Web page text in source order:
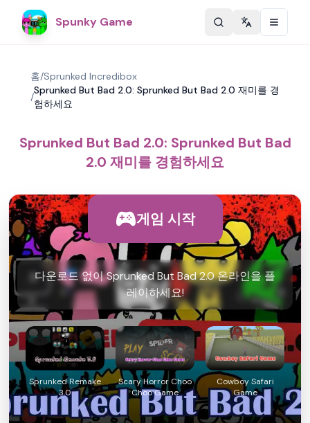
Spunky Game Change
홈/Sprunked Incredibox
/
Sprunked But Bad 2.0: Sprunked But Bad 2.0 재미를 경
험하세요
Sprunked But Bad 2.0: Sprunked But Bad
2.0 재미를 경험하세요
게임 시작
다운로드 없이 Sprunked But Bad 2.0 온라인을 플
레이하세요!
Sprunked Remake
3.0
Scary Horror Choo
Choo Game
Cowboy Safari
Game